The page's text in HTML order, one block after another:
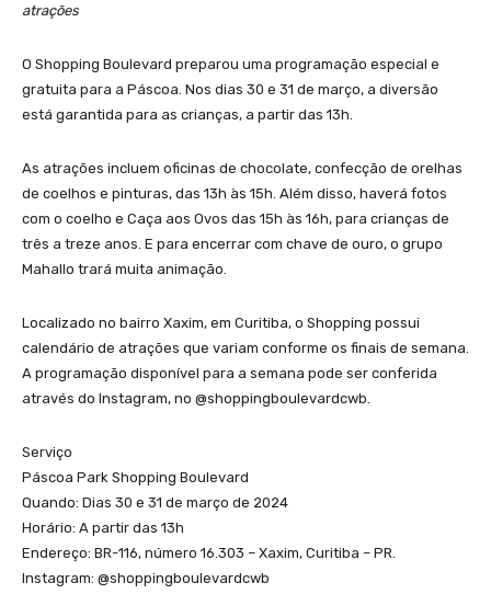
atrações
O Shopping Boulevard preparou uma programação especial e
gratuita para a Páscoa. Nos dias 30 e 31 de março, a diversão
está garantida para as crianças, a partir das 13h.
As atrações incluem oficinas de chocolate, confecção de orelhas
de coelhos e pinturas, das 13h às 15h. Além disso, haverá fotos
com o coelho e Caça aos Ovos das 15h às 16h, para crianças de
três a treze anos. E para encerrar com chave de ouro, o grupo
Mahallo trará muita animação.
Localizado no bairro Xaxim, em Curitiba, o Shopping possui
calendário de atrações que variam conforme os finais de semana.
A programação disponível para a semana pode ser conferida
através do Instagram, no @shoppingboulevardcwb.
Serviço
Páscoa Park Shopping Boulevard
Quando: Dias 30 e 31 de março de 2024
Horário: A partir das 13h
Endereço: BR-116, número 16.303 – Xaxim, Curitiba – PR.
Instagram: @shoppingboulevardcwb